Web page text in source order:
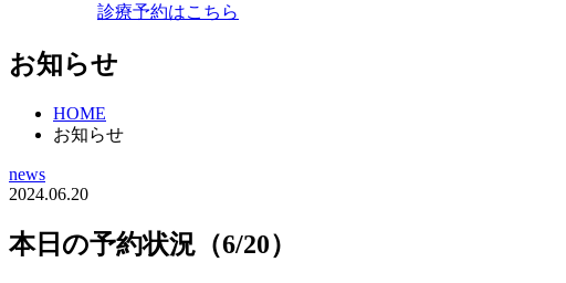
診療予約はこちら
お知らせ
HOME
お知らせ
news
2024.06.20
本日の予約状況（6/20）